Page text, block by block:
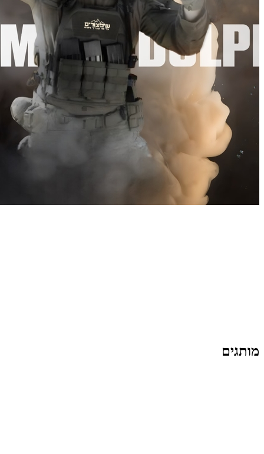
מותגים